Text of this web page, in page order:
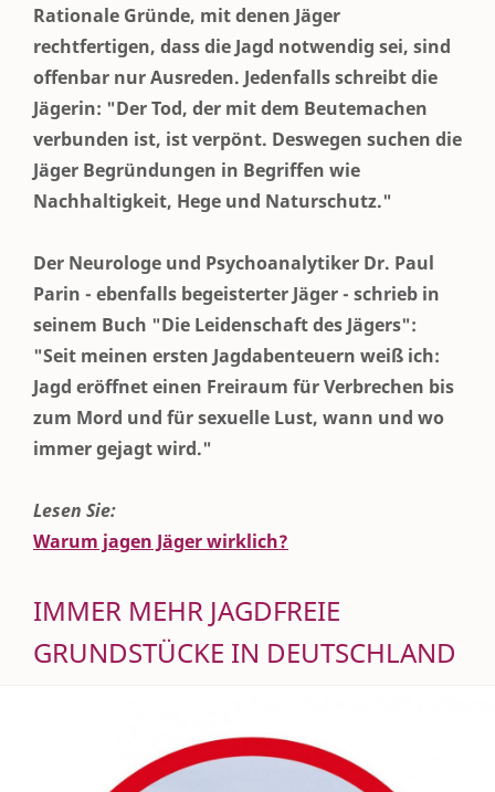
Rationale Gründe, mit denen Jäger
rechtfertigen, dass die Jagd notwendig sei, sind
offenbar nur Ausreden. Jedenfalls schreibt die
Jägerin: "Der Tod, der mit dem Beutemachen
verbunden ist, ist verpönt. Deswegen suchen die
Jäger Begründungen in Begriffen wie
Nachhaltigkeit, Hege und Naturschutz."
Der Neurologe und Psychoanalytiker Dr. Paul
Parin - ebenfalls begeisterter Jäger - schrieb in
seinem Buch "Die Leidenschaft des Jägers":
"Seit meinen ersten Jagdabenteuern weiß ich:
Jagd eröffnet einen Freiraum für Verbrechen bis
zum Mord und für sexuelle Lust, wann und wo
immer gejagt wird."
Lesen Sie:
Warum jagen Jäger wirklich?
IMMER MEHR JAGDFREIE
GRUNDSTÜCKE IN DEUTSCHLAND